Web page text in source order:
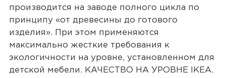
производится на заводе полного цикла по
принципу «от древесины до готового
изделия». При этом применяются
максимально жесткие требования к
экологичности на уровне, установленном для
детской мебели. КАЧЕСТВО НА УРОВНЕ IKEA.